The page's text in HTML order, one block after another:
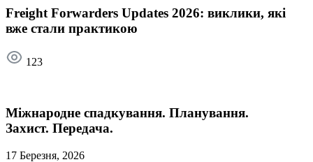
Freight Forwarders Updates 2026: виклики, які
вже стали практикою
123
Міжнародне спадкування. Планування.
Захист. Передача.
17 Березня, 2026